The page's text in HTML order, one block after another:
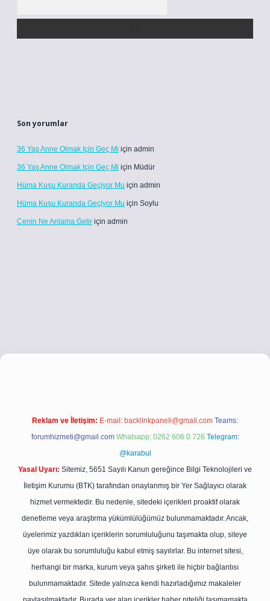
Son yorumlar
36 Yaş Anne Olmak Için Geç Mi için admin
36 Yaş Anne Olmak Için Geç Mi için Müdür
Hüma Kuşu Kuranda Geçiyor Mu için admin
Hüma Kuşu Kuranda Geçiyor Mu için Soylu
Cenin Ne Anlama Gelir için admin
betci.cobetci girişbetci girişhiltonbet yeni giriş
Reklam ve İletişim: E-mail: backlinkpaneli@gmail.com Teams:
forumhizmeti@gmail.com Whatsapp: 0262 606 0 726 Telegram:
@karabul
Yasal Uyarı: Sitemiz, 5651 Sayılı Kanun gereğince Bilgi Teknolojileri ve
İletişim Kurumu (BTK) tarafından onaylanmış bir Yer Sağlayıcı olarak
hizmet vermektedir. Bu nedenle, sitedeki içerikleri proaktif olarak
denetleme veya araştırma yükümlülüğümüz bulunmamaktadır. Ancak,
üyelerimiz yazdıkları içeriklerin sorumluluğunu taşımakta olup, siteye
üye olarak bu sorumluluğu kabul etmiş sayılırlar. Bu internet sitesi,
herhangi bir marka, kurum veya şahıs şirketi ile hiçbir bağlantısı
bulunmamaktadır. Sitede yalnızca kendi hazırladığımız makaleler